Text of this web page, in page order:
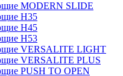
MODERN SLIDE
H35
H45
H53
VERSALITE LIGHT
VERSALITE PLUS
PUSH TO OPEN